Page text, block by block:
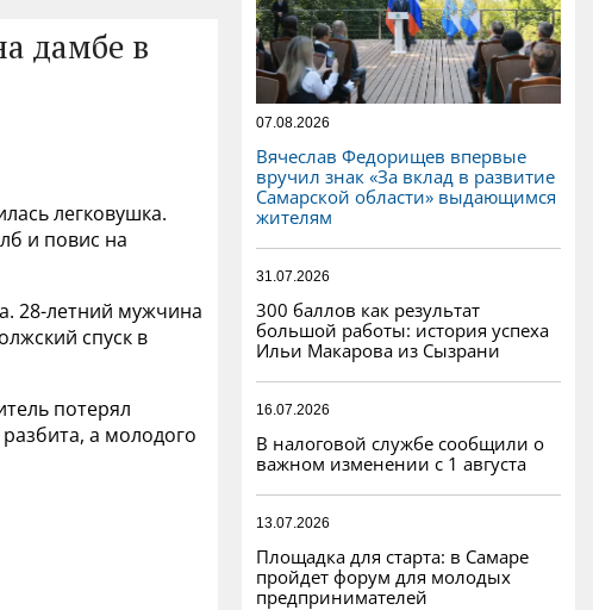
дамбе в
легковушка.
и повис на
28-летний мужчина
спуск в
потерял
а молодого
07.08.2026
Вячеслав Федорищев впервые
вручил знак «За вклад в развитие
Самарской области» выдающимся
жителям
31.07.2026
300 баллов как результат
большой работы: история успеха
Ильи Макарова из Сызрани
16.07.2026
В налоговой службе сообщили о
важном изменении с 1 августа
13.07.2026
Площадка для старта: в Самаре
пройдет форум для молодых
предпринимателей